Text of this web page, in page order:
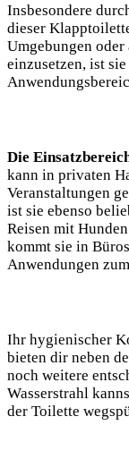
Insbesondere
dieser
Umgebungen
einzusetzen, ist
Die
kann in privaten
Veranstaltungen
ist sie ebenso
Reisen mit
kommt sie in
Anwendungen
Ihr hygienischer
bieten dir neben
noch weitere
Wasserstrahl
der Toilette